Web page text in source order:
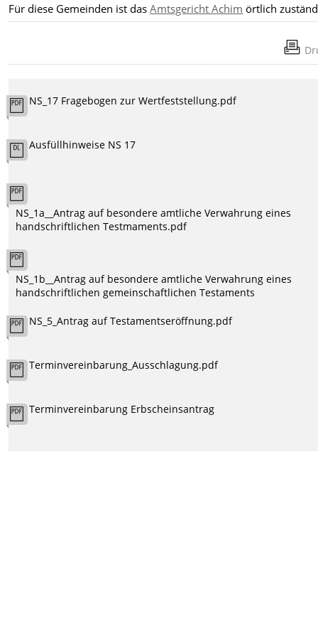
Für diese Gemeinden ist dasAmtsgericht Achim örtlich
NS_17 Fragebogen zur Wertfeststellung.pdf
Ausfüllhinweise NS 17
NS_1a__Antrag auf besondere amtliche Verwahrung eines
handschriftlichen Testmaments.pdf
NS_1b__Antrag auf besondere amtliche Verwahrung eines
handschriftlichen gemeinschaftlichen Testaments
NS_5_Antrag auf Testamentseröffnung.pdf
Terminvereinbarung_Ausschlagung.pdf
Terminvereinbarung Erbscheinsantrag